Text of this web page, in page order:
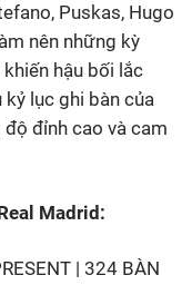
Puskas, Hugo
nên những kỳ
hậu bối lắc
lục ghi bàn của
đỉnh cao và cam
Madrid:
| 324 BÀN